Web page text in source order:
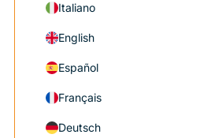
Italiano
English
Español
Français
Deutsch